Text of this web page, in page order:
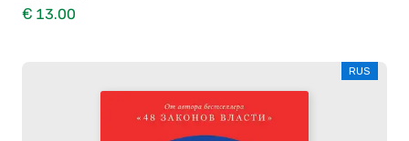
€ 13.00
RUS